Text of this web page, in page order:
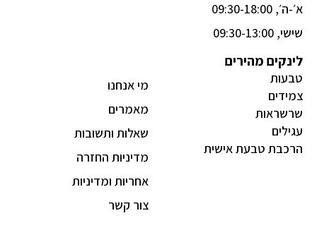
א׳-ה׳, 09:30-18:00
שישי, 09:30-13:00
מי אנחנו
מאמרים
שאלות ותשובות
מדיניות החזרה
אחריות ומדיניות
צור קשר
לינקים מהירים
טבעות
צמידים
שרשראות
עגילים
הרכבת טבעת אישית